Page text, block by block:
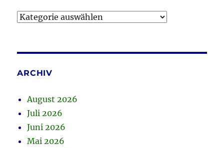
Kategorien
ARCHIV
August 2026
Juli 2026
Juni 2026
Mai 2026